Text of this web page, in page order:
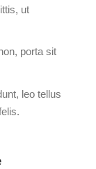
ut
porta sit
leo tellus